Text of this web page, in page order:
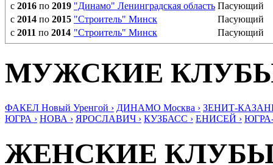
с 2016 по 2019 "Динамо" Ленинградская область Пасующий
с 2014 по 2015 "Строитель" Минск
Пасующий
с 2011 по 2014 "Строитель" Минск Пасующий
МУЖСКИЕ
ФАКЕЛ Новый Уренгой › ДИНАМО Москва › ЗЕНИТ-
ЮГРА › НОВА › ЯРОСЛАВИЧ › КУЗБАСС › ЕНИСЕЙ ›
ЖЕНСКИЕ